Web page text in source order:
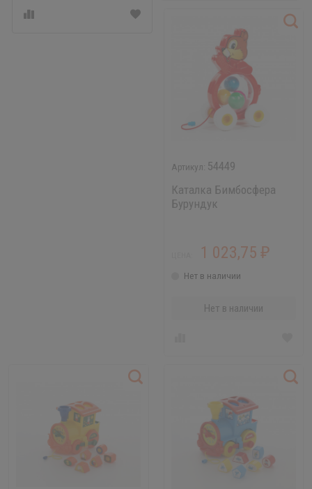
54449
Каталка Бимбосфера
Бурундук
1 023,75 ₽
Нет в наличии
Нет в наличии